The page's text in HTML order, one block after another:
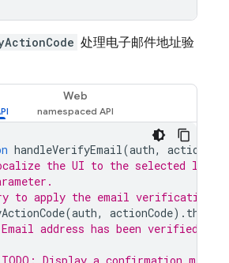
处理电子邮件地址验
Web
handleVerifyEmail(auth,
the UI to the selected
to apply the email verification
(auth, actionCode). then
address has been verified.